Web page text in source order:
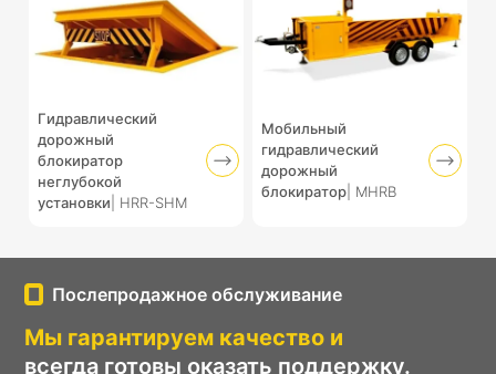
Гидравлический
дорожный
блокиратор
неглубокой
установки | HRR-SHM
Мобильный
гидравлический
дорожный
блокиратор| MHRB
Послепродажное обслуживание
Мы гарантируем качество и
всегда готовы оказать поддержку.